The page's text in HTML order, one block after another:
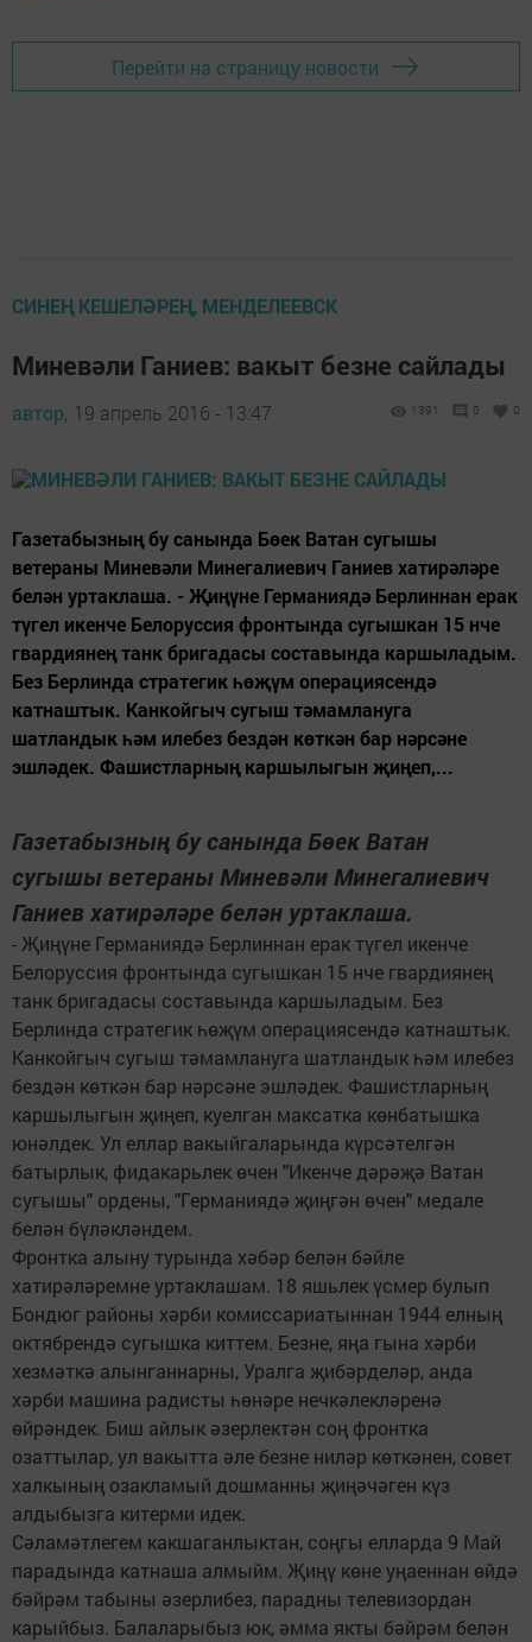
Перейти на страницу новости
СИНЕҢ КЕШЕЛӘРЕҢ, МЕНДЕЛЕЕВСК
Миневәли Ганиев: вакыт безне сайлады
автор, 19 апрель 2016 - 13:47 1391 0 0
Газетабызның бу санында Бөек Ватан сугышы
ветераны Миневәли Минегалиевич Ганиев хатирәләре
белән уртаклаша. - Җиңүне Германиядә Берлиннан ерак
түгел икенче Белоруссия фронтында сугышкан 15 нче
гвардиянең танк бригадасы составында каршыладым.
Без Берлинда стратегик һөҗүм операциясендә
катнаштык. Канкойгыч сугыш тәмамлануга
шатландык һәм илебез бездән көткән бар нәрсәне
эшләдек. Фашистларның каршылыгын җиңеп,...
Газетабызның бу санында Бөек Ватан
сугышы ветераны Миневәли Минегалиевич
Ганиев хатирәләре белән уртаклаша.
- Җиңүне Германиядә Берлиннан ерак түгел икенче
Белоруссия фронтында сугышкан 15 нче гвардиянең
танк бригадасы составында каршыладым. Без
Берлинда стратегик һөҗүм операциясендә катнаштык.
Канкойгыч сугыш тәмамлануга шатландык һәм илебез
бездән көткән бар нәрсәне эшләдек. Фашистларның
каршылыгын җиңеп, куелган максатка көнбатышка
юнәлдек. Ул еллар вакыйгаларында күрсәтелгән
батырлык, фидакарьлек өчен "Икенче дәрәҗә Ватан
сугышы" ордены, "Германиядә җиңгән өчен" медале
белән бүләкләндем.
Фронтка алыну турында хәбәр белән бәйле
хатирәләремне уртаклашам. 18 яшьлек үсмер булып
Бондюг районы хәрби комиссариатыннан 1944 елның
октябрендә сугышка киттем. Безне, яңа гына хәрби
хезмәткә алынганнарны, Уралга җибәрделәр, анда
хәрби машина радисты һөнәре нечкәлекләренә
өйрәндек. Биш айлык әзерлектән соң фронтка
озаттылар, ул вакытта әле безне ниләр көткәнен, совет
халкының озакламый дошманны җиңәчәген күз
алдыбызга китерми идек.
Сәламәтлегем какшаганлыктан, соңгы елларда 9 Май
парадында катнаша алмыйм. Җиңү көне уңаеннан өйдә
бәйрәм табыны әзерлибез, парадны телевизордан
карыйбыз. Балаларыбыз юк, әмма якты бәйрәм белән